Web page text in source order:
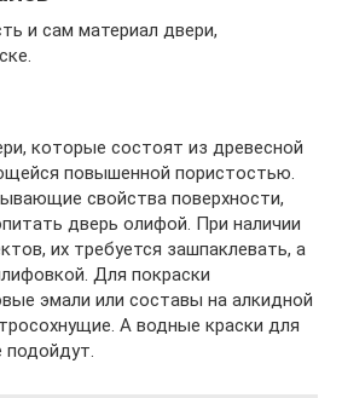
и сам материал двери,
которые состоят из древесной
повышенной пористостью.
свойства поверхности,
дверь олифой. При наличии
их требуется зашпаклевать, а
Для покраски
эмали или составы на алкидной
А водные краски для
подойдут.